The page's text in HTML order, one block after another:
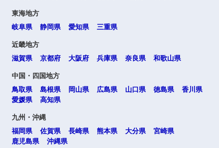
東海地方
岐阜県
静岡県 愛知県 三重県
近畿地方
滋賀県
京都府 大阪府 兵庫県 奈良県 和歌山県
中国・四国地方
鳥取県
島根県 岡山県 広島県 山口県 徳島県
香川県
愛媛県
高知県
九州・沖縄
福岡県
佐賀県 長崎県 熊本県 大分県
宮崎県
鹿児島県
沖縄県